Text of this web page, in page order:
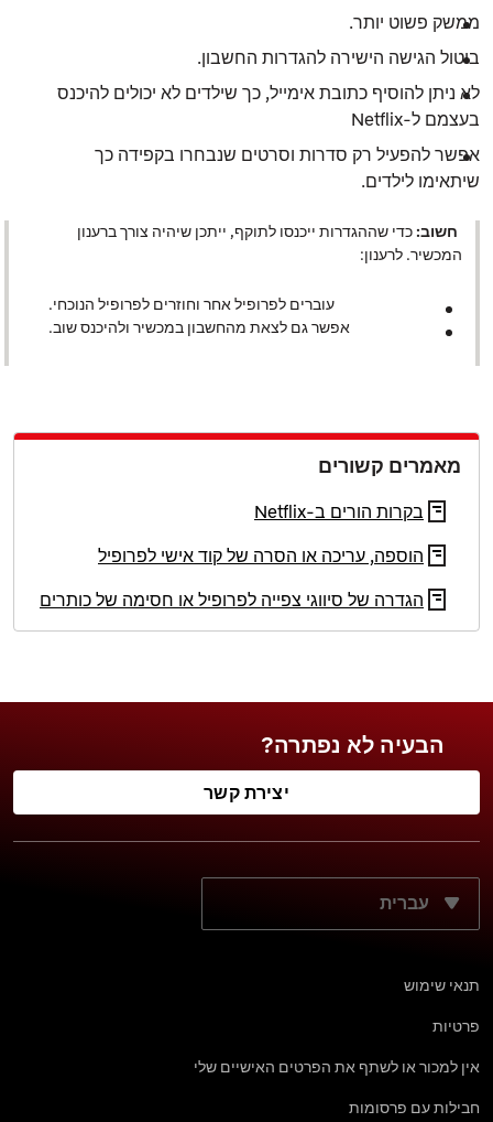
ממשק פשוט יותר.
ביטול הגישה הישירה להגדרות החשבון.
לא ניתן להוסיף כתובת אימייל, כך שילדים לא יכולים להיכנס
בעצמם ל-Netflix
אפשר להפעיל רק סדרות וסרטים שנבחרו בקפידה כך
שיתאימו לילדים.
חשוב: כדי שההגדרות ייכנסו לתוקף, ייתכן שיהיה צורך ברענון
המכשיר. לרענון:
עוברים לפרופיל אחר וחוזרים לפרופיל הנוכחי.
אפשר גם לצאת מהחשבון במכשיר ולהיכנס שוב.
מאמרים קשורים
בקרות הורים ב‑Netflix
הוספה, עריכה או הסרה של קוד אישי לפרופיל
הגדרה של סיווגי צפייה לפרופיל או חסימה של כותרים
הבעיה לא נפתרה?
יצירת קשר
מה שפת התצוגה הרצויה?
תנאי שימוש
פרטיות
אין למכור או לשתף את הפרטים האישיים שלי
חבילות עם פרסומות